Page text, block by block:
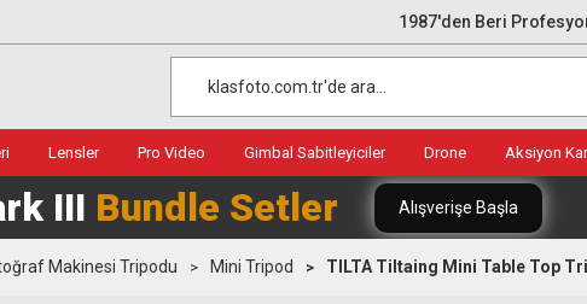
1987'den Beri
Lensler Pro Video Gimbal Sabitleyiciler Drone Aksiyon
III Bundle Setler Alışverişe Başla
Makinesi Tripodu Mini Tripod TILTA Tiltaing Mini Table Top